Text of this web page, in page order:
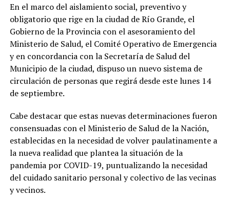
En el marco del aislamiento social, preventivo y
obligatorio que rige en la ciudad de Río Grande, el
Gobierno de la Provincia con el asesoramiento del
Ministerio de Salud, el Comité Operativo de Emergencia
y en concordancia con la Secretaría de Salud del
Municipio de la ciudad, dispuso un nuevo sistema de
circulación de personas que regirá desde este lunes 14
de septiembre.
Cabe destacar que estas nuevas determinaciones fueron
consensuadas con el Ministerio de Salud de la Nación,
establecidas en la necesidad de volver paulatinamente a
la nueva realidad que plantea la situación de la
pandemia por COVID-19, puntualizando la necesidad
del cuidado sanitario personal y colectivo de las vecinas
y vecinos.